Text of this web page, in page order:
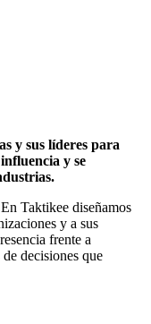
y sus líderes para
y se
Taktikee diseñamos
y a sus
frente a
decisiones que